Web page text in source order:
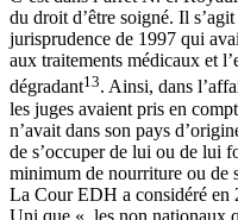
du droit d’être soigné. Il
jurisprudence de 1997 qui
aux traitements médicaux et
dégradant13. Ainsi, dans
les juges avaient pris en
n’avait dans son pays
de s’occuper de lui ou de lui
minimum de nourriture ou de
La Cour EDH a considéré en
Uni que « les non nationaux